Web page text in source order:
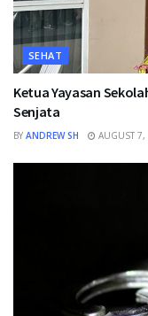
SEHAT
Ketua Yayasan
Senjata
BY ANDREW SH AUGUST